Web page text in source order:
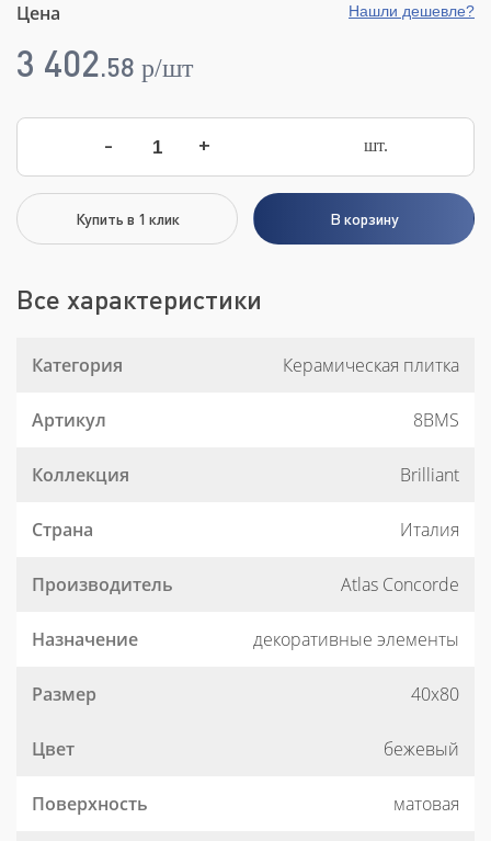
Цена
3 402.58 p/шт
Нашли дешевле?
- + шт.
Купить в 1 клик В корзину
Все характеристики
Категория Керамическая плитка
Артикул 8BMS
Коллекция Brilliant
Страна Италия
Производитель Atlas Concorde
Назначение декоративные элементы
Размер 40x80
Цвет бежевый
Поверхность матовая